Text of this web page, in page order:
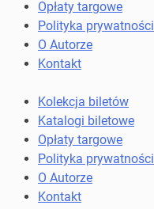
komunikacji
miejskiej
kolejowych
Opłaty targowe
Polityka prywatności
O Autorze
Kontakt
Kolekcja biletów
Katalogi biletowe
Opłaty targowe
Polityka prywatności
O Autorze
Kontakt